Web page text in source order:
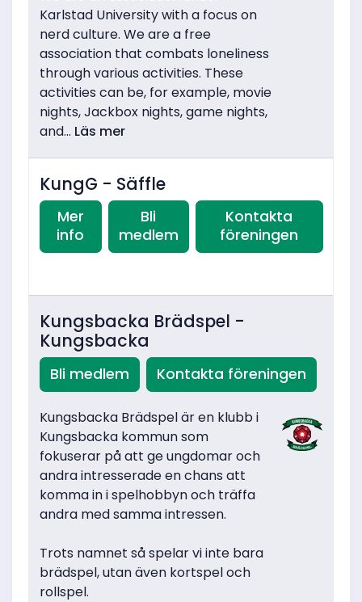
Karlstad University with a focus on
nerd culture. We are a free
association that combats loneliness
through various activities. These
activities can be, for example, movie
nights, Jackbox nights, game nights,
and... Läs mer
KungG - Säffle
Mer
info
Bli
medlem
Kontakta
föreningen
Kungsbacka Brädspel -
Kungsbacka
Bli medlem Kontakta föreningen
Kungsbacka Brädspel är en klubb i
Kungsbacka kommun som
fokuserar på att ge ungdomar och
andra intresserade en chans att
komma in i spelhobbyn och träffa
andra med samma intressen.
Trots namnet så spelar vi inte bara
brädspel, utan även kortspel och
rollspel.